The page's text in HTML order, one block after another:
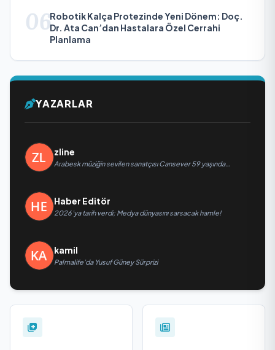
06Robotik Kalça Protezinde Yeni Dönem: Doç.
Dr. Ata Can’dan Hastalara Özel Cerrahi
Planlama
YAZARLAR
zline
Arabesk müziğin sevilen sanatçısı Cansever 59 yaşında
Haber Editör
2026’ya tarih verdi; Medya dünyasını sarsacak hamle!
kamil
Palmalife’da Yusuf Güney Sürprizi